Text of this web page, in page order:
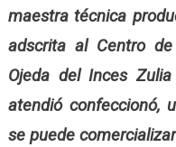
maestra técnica
adscrita al Centro
Ojeda del Inces
atendió confeccionó,
se puede comercializar